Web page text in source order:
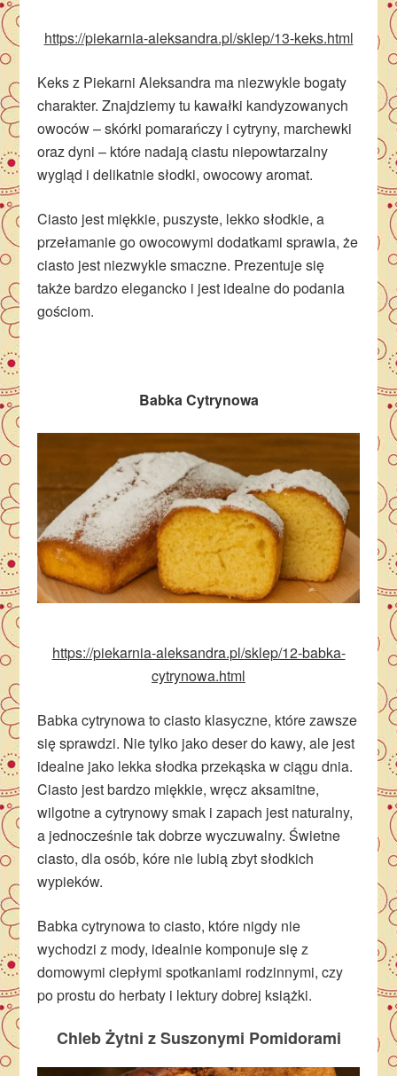
https://piekarnia-aleksandra.pl/sklep/13-keks.html
Keks z Piekarni Aleksandra ma niezwykle bogaty
charakter. Znajdziemy tu kawałki kandyzowanych
owoców – skórki pomarańczy i cytryny, marchewki
oraz dyni – które nadają ciastu niepowtarzalny
wygląd i delikatnie słodki, owocowy aromat.
Ciasto jest miękkie, puszyste, lekko słodkie, a
przełamanie go owocowymi dodatkami sprawia, że
ciasto jest niezwykle smaczne. Prezentuje się
także bardzo elegancko i jest idealne do podania
gościom.
Babka Cytrynowa
https://piekarnia-aleksandra.pl/sklep/12-babka-
cytrynowa.html
Babka cytrynowa to ciasto klasyczne, które zawsze
się sprawdzi. Nie tylko jako deser do kawy, ale jest
idealne jako lekka słodka przekąska w ciągu dnia.
Ciasto jest bardzo miękkie, wręcz aksamitne,
wilgotne a cytrynowy smak i zapach jest naturalny,
a jednocześnie tak dobrze wyczuwalny. Świetne
ciasto, dla osób, kóre nie lubią zbyt słodkich
wypieków.
Babka cytrynowa to ciasto, które nigdy nie
wychodzi z mody, idealnie komponuje się z
domowymi ciepłymi spotkaniami rodzinnymi, czy
po prostu do herbaty i lektury dobrej książki.
Chleb Żytni z Suszonymi Pomidorami